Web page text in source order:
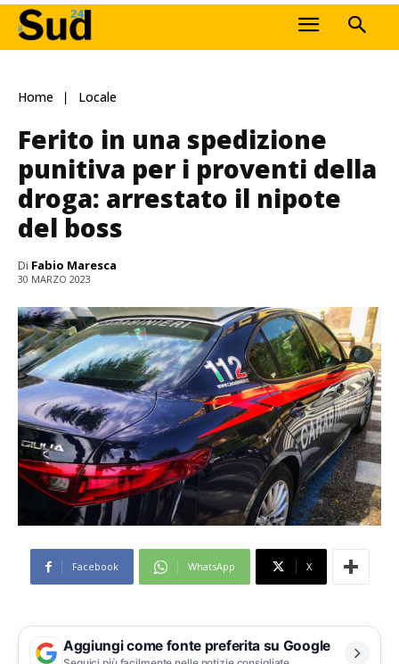
Home Locale
Ferito in una spedizione
punitiva per i proventi della
droga: arrestato il nipote
del boss
Di Fabio Maresca
30 MARZO 2023
Facebook WhatsApp X
Aggiungi come fonte preferita su Google